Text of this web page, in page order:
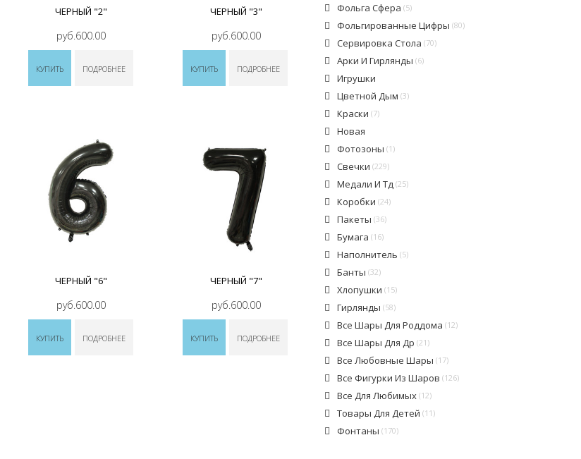
Фольга Сфера (5)
Фольгированные Цифры (80)
Сервировка Стола (70)
Арки И Гирлянды (6)
Игрушки
Цветной Дым (3)
Краски (7)
Новая
Фотозоны (1)
Свечки (229)
Медали И Тд (25)
Коробки (24)
Пакеты (36)
Бумага (16)
Наполнитель (5)
Банты (32)
Хлопушки (15)
Гирлянды (58)
Все Шары Для Роддома (12)
Все Шары Для Др (21)
Все Любовные Шары (17)
Все Фигурки Из Шаров (126)
Все Для Любимых (12)
Товары Для Детей (11)
Фонтаны (170)
ЧЕРНЫЙ "2"
руб.600.00
КУПИТЬ ПОДРОБНЕЕ
ЧЕРНЫЙ "3"
руб.600.00
КУПИТЬ ПОДРОБНЕЕ
ЧЕРНЫЙ "6"
руб.600.00
КУПИТЬ ПОДРОБНЕЕ
ЧЕРНЫЙ "7"
руб.600.00
КУПИТЬ ПОДРОБНЕЕ